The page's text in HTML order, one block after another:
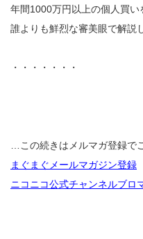
年間1000万円以上の個人買い
誰よりも鮮烈な審美眼で解説
・・・・・・・
…この続きはメルマガ登録で
まぐまぐメールマガジン登録
ニコニコ公式チャンネルブロ